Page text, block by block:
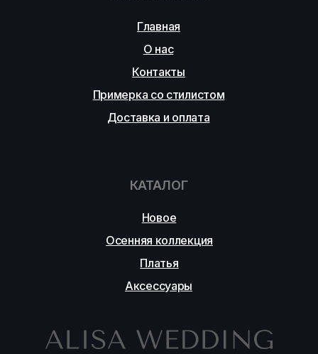
Новое
Осенняя коллекция
Платья
Аксессуары
КАТАЛОГ
Главная
О нас
Контакты
Примерка со стилистом
Доставка и оплата